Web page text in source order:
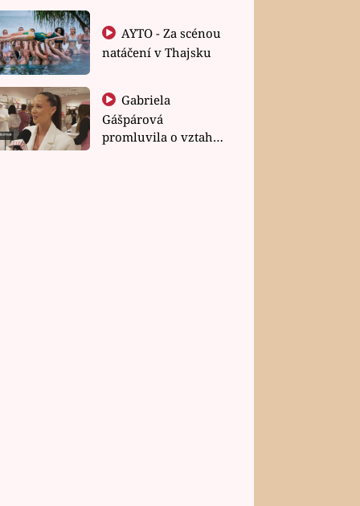
natáčení v Thajsku
Gabriela
Gášpárová
promluvila o vztahu